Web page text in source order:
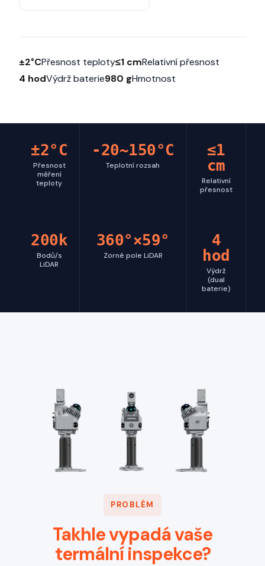
±2°CPřesnost teploty≤1 cmRelativní přesnost
4 hodVýdrž baterie980 gHmotnost
±2°C
Přesnost
měření
teploty
-20~150°C
Teplotní rozsah
≤1
cm
Relativní
přesnost
200k
Bodů/s
LiDAR
360°×59°
Zorné pole LiDAR
4
hod
Výdrž
(dual
baterie)
PROBLÉM
Takhle vypadá vaše
termální inspekce?